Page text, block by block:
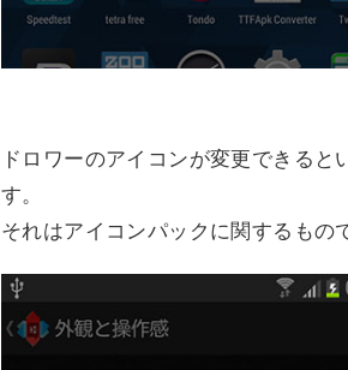
ドロワーのアイコンが変更できる
す。
それはアイコンパックに関するもの